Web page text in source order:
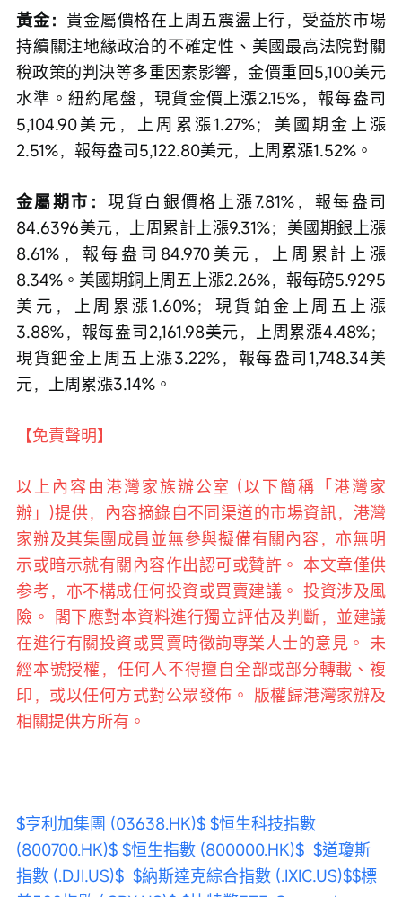
黃金： 貴金屬價格在上周五震盪上行，受益於市場
持續關注地緣政治的不確定性、美國最高法院對關
稅政策的判決等多重因素影響，金價重回5,100美元
水準。紐約尾盤，現貨金價上漲2.15%，報每盎司
5,104.90美元，上周累漲1.27%；美國期金上漲
2.51%，報每盎司5,122.80美元，上周累漲1.52%。
金屬期市：現貨白銀價格上漲7.81%，報每盎司
84.6396美元，上周累計上漲9.31%；美國期銀上漲
8.61%，報每盎司84.970美元，上周累計上漲
8.34%。美國期銅上周五上漲2.26%，報每磅5.9295
美元，上周累漲1.60%；現貨鉑金上周五上漲
3.88%，報每盎司2,161.98美元，上周累漲4.48%；
現貨鈀金上周五上漲3.22%，報每盎司1,748.34美
元，上周累漲3.14%。
【免責聲明】
以上內容由港灣家族辦公室 (以下簡稱「港灣家
辦」)提供，內容摘錄自不同渠道的市場資訊，港灣
家辦及其集團成員並無參與擬備有關內容，亦無明
示或暗示就有關內容作出認可或贊許。 本文章僅供
参考，亦不構成任何投資或買賣建議。 投資涉及風
險。 閣下應對本資料進行獨立評估及判斷，並建議
在進行有關投資或買賣時徵詢專業人士的意見。 未
經本號授權，任何人不得擅自全部或部分轉載、複
印，或以任何方式對公眾發佈。 版權歸港灣家辦及
相關提供方所有。
$亨利加集團 (03638.HK)$ $恒生科技指數
(800700.HK)$ $恒生指數 (800000.HK)$ $道瓊斯
指數 (.DJI.US)$ $納斯達克綜合指數 (.IXIC.US)$$標